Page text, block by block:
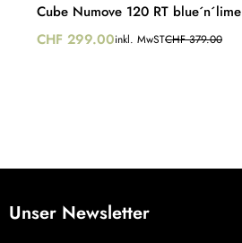
Cube Numove 120 RT blue´n´lime
CHF379.00
CHF 299.00inkl. MwST
Unser Newsletter